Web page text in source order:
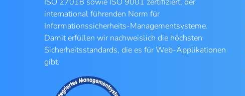
international führenden Norm für
Informationssicherheits-Managementsysteme.
Damit erfüllen wir nachweislich die höchsten
Sicherheitsstandards, die es für Web-Applikationen
gibt.